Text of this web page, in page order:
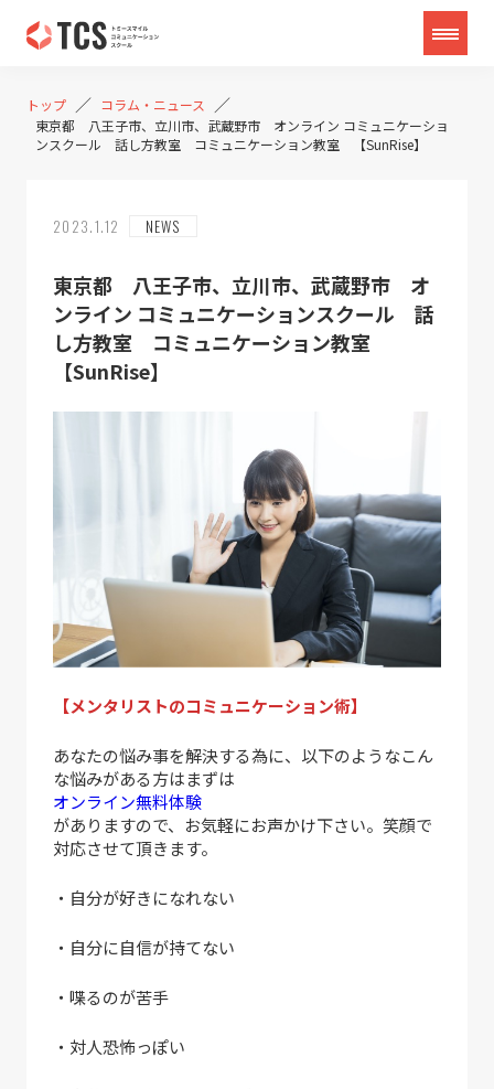
トップ ／ コラム・ニュース ／
東京都 八王子市、立川市、武蔵野市 オンライン コミュニケーショ
ンスクール 話し方教室 コミュニケーション教室 【SunRise】
2023.1.12 NEWS
東京都 八王子市、立川市、武蔵野市 オ
ンライン コミュニケーションスクール 話
し方教室 コミュニケーション教室
【SunRise】
【メンタリストのコミュニケーション術】
あなたの悩み事を解決する為に、以下のようなこん
な悩みがある方はまずは
オンライン無料体験
がありますので、お気軽にお声かけ下さい。笑顔で
対応させて頂きます。
・自分が好きになれない
・自分に自信が持てない
・喋るのが苦手
・対人恐怖っぽい